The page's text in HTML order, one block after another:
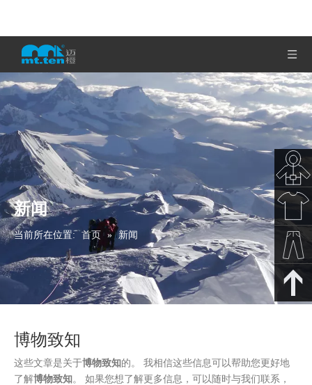
新闻
当前所在位置: 首页 » 新闻
博物致知
这些文章是关于博物致知的。 我相信这些信息可以帮助您更好地
了解博物致知。 如果您想了解更多信息，可以随时与我们联系，
秋冬新
春夏新
款
裤子下